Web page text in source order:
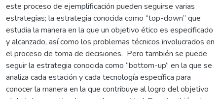
este proceso de ejemplificación pueden seguirse varias
estrategias; la estrategia conocida como “top-down” que
estudia la manera en la que un objetivo ético es especificado
y alcanzado, así como los problemas técnicos involucrados en
el proceso de toma de decisiones. Pero también se puede
seguir la estrategia conocida como “bottom-up” en la que se
analiza cada estación y cada tecnología específica para
conocer la manera en la que contribuye al logro del objetivo